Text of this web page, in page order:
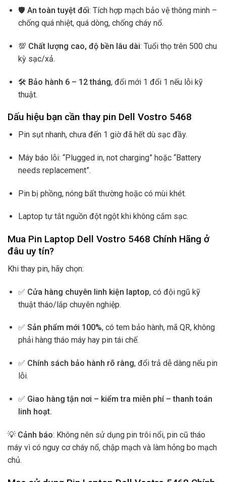
🛡️ An toàn tuyệt đối: Tích hợp mạch bảo vệ thông minh –
chống quá nhiệt, quá dòng, chống cháy nổ.
💯 Chất lượng cao, độ bền lâu dài: Tuổi thọ trên 500 chu
kỳ sạc/xả.
🛠️ Bảo hành 6 – 12 tháng, đổi mới 1 đổi 1 nếu lỗi kỹ
thuật.
Dấu hiệu bạn cần thay pin Dell Vostro 5468
Pin sụt nhanh, chưa đến 1 giờ đã hết dù sạc đầy.
Máy báo lỗi: “Plugged in, not charging” hoặc “Battery
needs replacement”.
Pin bị phồng, nóng bất thường hoặc có mùi khét.
Laptop tự tắt nguồn đột ngột khi không cắm sạc.
Mua Pin Laptop Dell Vostro 5468 Chính Hãng ở
đâu uy tín?
Khi thay pin, hãy chọn:
✅ Cửa hàng chuyên linh kiện laptop, có đội ngũ kỹ
thuật tháo/lắp chuyên nghiệp.
✅ Sản phẩm mới 100%, có tem bảo hành, mã QR, không
phải hàng tháo máy hay pin tái chế.
✅ Chính sách bảo hành rõ ràng, đổi trả dễ dàng nếu pin
lỗi.
✅ Giao hàng tận nơi – kiểm tra miễn phí – thanh toán
linh hoạt.
💡 Cảnh báo: Không nên sử dụng pin trôi nổi, pin cũ tháo
máy vì có nguy cơ cháy nổ, chập mạch và làm hỏng bo mạch
chủ.